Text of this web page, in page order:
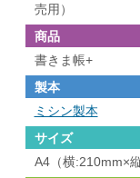
売用）
商品
書きま帳+
製本
ミシン製本
サイズ
A4（横:210mm×